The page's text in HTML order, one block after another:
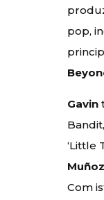
pop,
Gavin
‘Little
Muñoz
Com